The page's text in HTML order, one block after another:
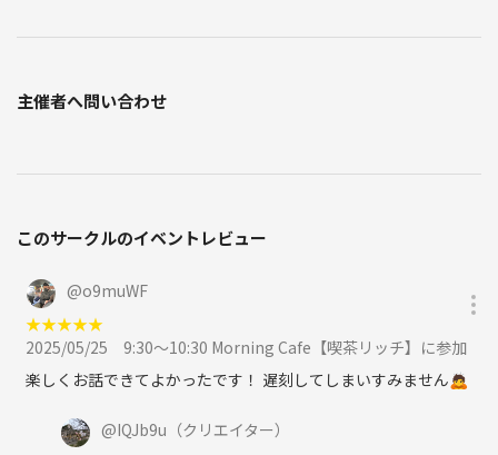
主催者へ問い合わせ
このサークルのイベントレビュー
@o9muWF
★★★★★
2025/05/25
9:30～10:30 Morning Cafe【喫茶リッチ】に参加
楽しくお話できてよかったです！ 遅刻してしまいすみません🙇
@IQJb9u （クリエイター）